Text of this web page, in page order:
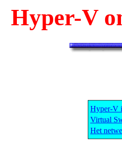
Hyper-V
Hyper-V
Virtual
Het